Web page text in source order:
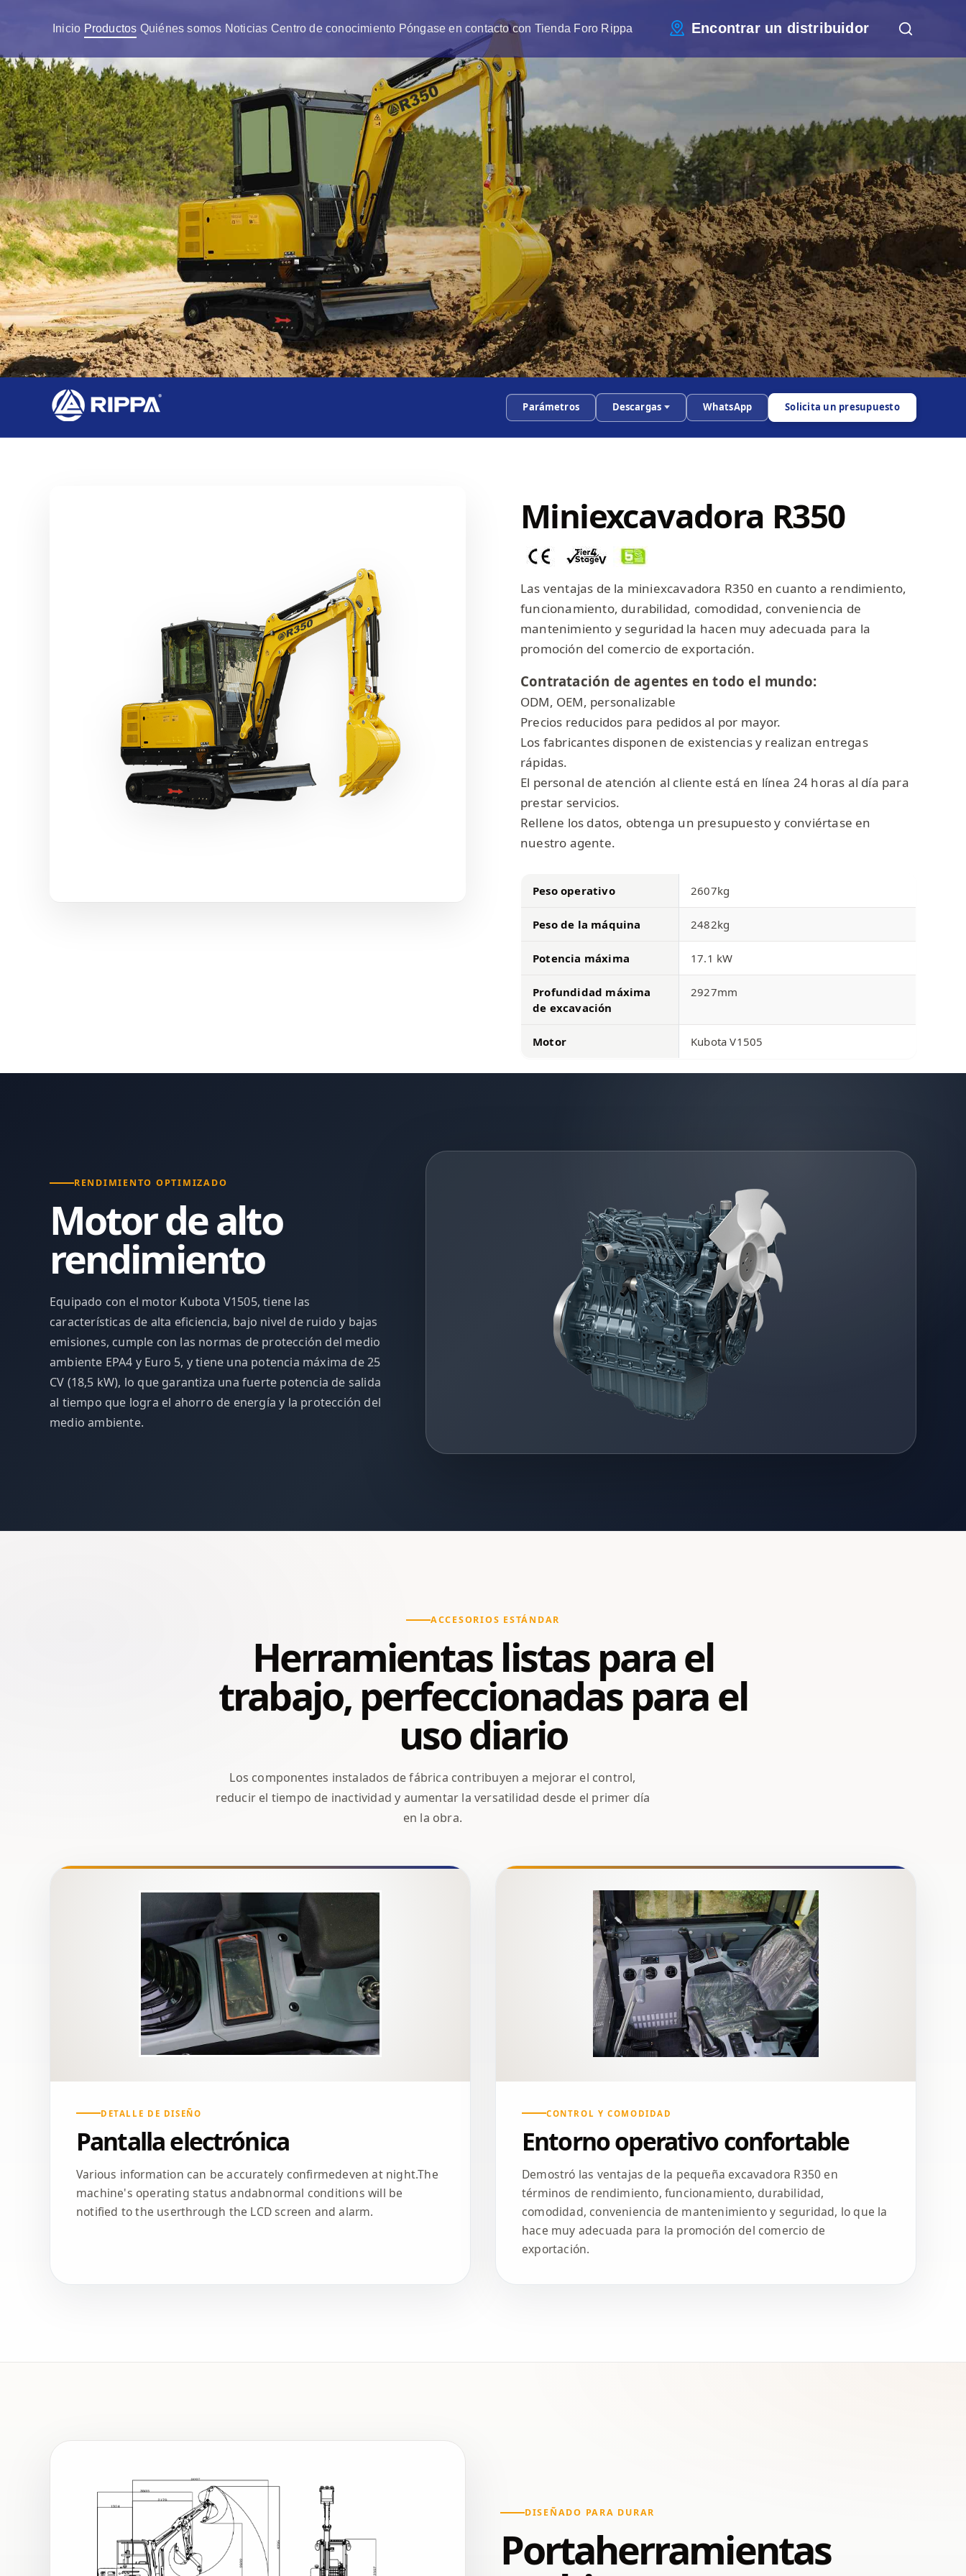
Inicio Productos Quiénes somos Noticias Centro de conocimiento Póngase en contacto con Tienda Foro Rippa Encontrar un distribuidor
Parámetros Descargas WhatsApp Solicita un presupuesto
Miniexcavadora R350
Las ventajas de la miniexcavadora R350 en cuanto a rendimiento,
funcionamiento, durabilidad, comodidad, conveniencia de
mantenimiento y seguridad la hacen muy adecuada para la
promoción del comercio de exportación.
Contratación de agentes en todo el mundo:
ODM, OEM, personalizable
Precios reducidos para pedidos al por mayor.
Los fabricantes disponen de existencias y realizan entregas
rápidas.
El personal de atención al cliente está en línea 24 horas al día para
prestar servicios.
Rellene los datos, obtenga un presupuesto y conviértase en
nuestro agente.
Peso operativo 2607kg
Peso de la máquina 2482kg
Potencia máxima 17.1 kW
Profundidad máxima
de excavación
2927mm
Motor Kubota V1505
RENDIMIENTO OPTIMIZADO
Motor de alto
rendimiento
Equipado con el motor Kubota V1505, tiene las
características de alta eficiencia, bajo nivel de ruido y bajas
emisiones, cumple con las normas de protección del medio
ambiente EPA4 y Euro 5, y tiene una potencia máxima de 25
CV (18,5 kW), lo que garantiza una fuerte potencia de salida
al tiempo que logra el ahorro de energía y la protección del
medio ambiente.
ACCESORIOS ESTÁNDAR
Herramientas listas para el
trabajo, perfeccionadas para el
uso diario
Los componentes instalados de fábrica contribuyen a mejorar el control,
reducir el tiempo de inactividad y aumentar la versatilidad desde el primer día
en la obra.
DETALLE DE DISEÑO
Pantalla electrónica
Various information can be accurately confirmedeven at night.The
machine's operating status andabnormal conditions will be
notified to the userthrough the LCD screen and alarm.
CONTROL Y COMODIDAD
Entorno operativo confortable
Demostró las ventajas de la pequeña excavadora R350 en
términos de rendimiento, funcionamiento, durabilidad,
comodidad, conveniencia de mantenimiento y seguridad, lo que la
hace muy adecuada para la promoción del comercio de
exportación.
DISEÑADO PARA DURAR
Portaherramientas